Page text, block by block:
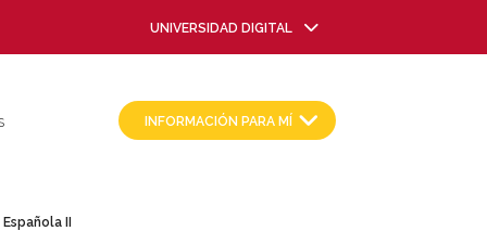
UNIVERSIDAD DIGITAL
INFORMACIÓN PARA MÍ
II